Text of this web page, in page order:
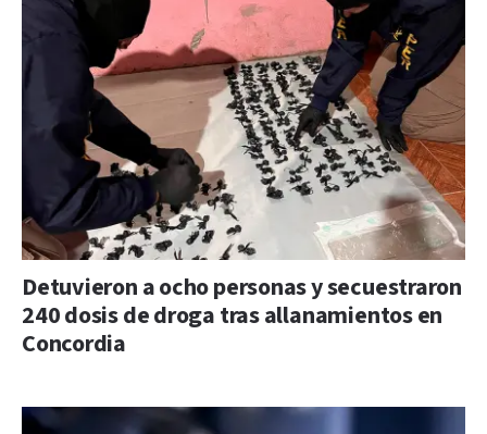
Detuvieron a ocho personas y secuestraron
240 dosis de droga tras allanamientos en
Concordia